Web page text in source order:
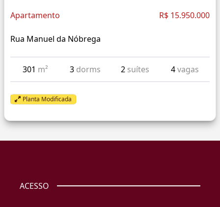
Apartamento R$ 15.950.000
Rua Manuel da Nóbrega
301 m² 3 dorms 2 suítes 4vagas
Planta Modificada
ACESSO